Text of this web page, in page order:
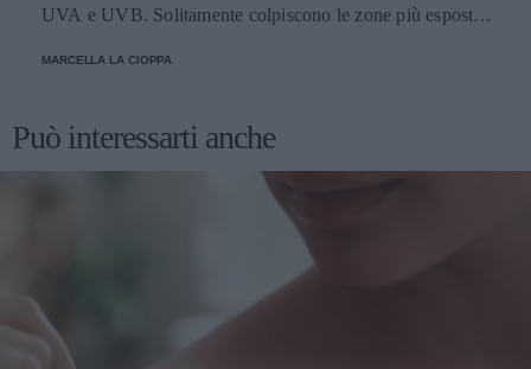
UVA e UVB. Solitamente colpiscono le zone più esposte,
attenuarle e i prodotti migliori per schiarirle.
MARCELLA LA CIOPPA
Può interessarti anche